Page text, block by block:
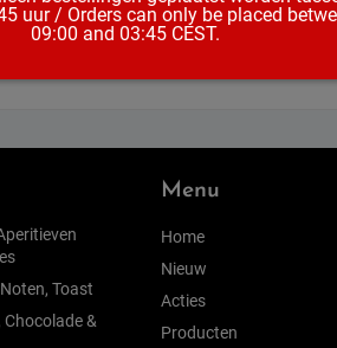
Toast
Chocolade &
Menu
Home
Nieuw
Acties
Producten
uur / Orders can only be placed
09:00 and 03:45 CEST.